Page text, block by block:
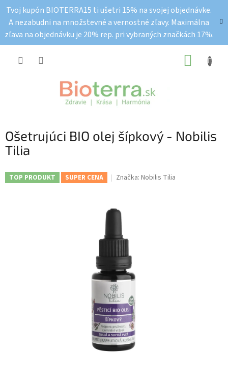
obsah
Tvoj kupón BIOTERRA15 ti ušetri 15% na svojej objednávke.
A nezabudni na množstevné a vernostné zľavy. Maximálna
zľava na objednávku je 20% rep. pri vybraných značkách 17%.
Ošetrujúci BIO olej šípkový - Nobilis
Tilia
TOP PRODUKT SUPER CENA Značka: Nobilis Tilia